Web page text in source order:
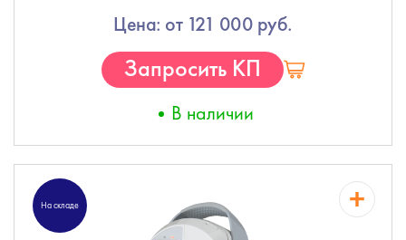
Цена: от 121 000 руб.
Запросить КП
В наличии
На складе